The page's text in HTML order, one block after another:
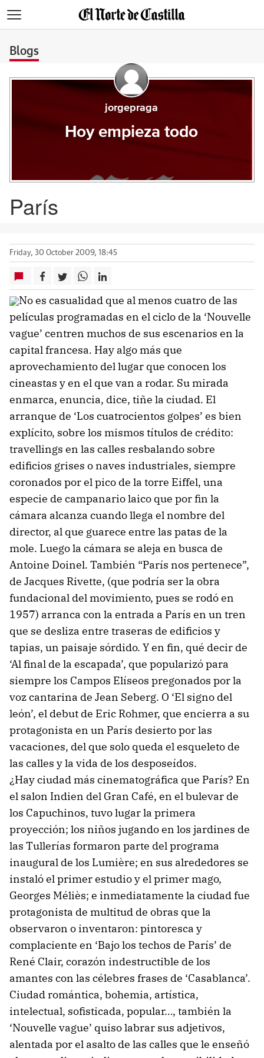
Blogs
jorgepraga
Hoy empieza todo
París
Friday, 30 October 2009, 18:45
No es casualidad que al menos cuatro de las
películas programadas en el ciclo de la ‘Nouvelle
vague’ centren muchos de sus escenarios en la
capital francesa. Hay algo más que
aprovechamiento del lugar que conocen los
cineastas y en el que van a rodar. Su mirada
enmarca, enuncia, dice, tiñe la ciudad. El
arranque de ‘Los cuatrocientos golpes’ es bien
explícito, sobre los mismos títulos de crédito:
travellings en las calles resbalando sobre
edificios grises o naves industriales, siempre
coronados por el pico de la torre Eiffel, una
especie de campanario laico que por fin la
cámara alcanza cuando llega el nombre del
director, al que guarece entre las patas de la
mole. Luego la cámara se aleja en busca de
Antoine Doinel. También “París nos pertenece”,
de Jacques Rivette, (que podría ser la obra
fundacional del movimiento, pues se rodó en
1957) arranca con la entrada a París en un tren
que se desliza entre traseras de edificios y
tapias, un paisaje sórdido. Y en fin, qué decir de
‘Al final de la escapada’, que popularizó para
siempre los Campos Elíseos pregonados por la
voz cantarina de Jean Seberg. O ‘El signo del
león’, el debut de Eric Rohmer, que encierra a su
protagonista en un París desierto por las
vacaciones, del que solo queda el esqueleto de
las calles y la vida de los desposeídos.
¿Hay ciudad más cinematográfica que París? En
el salon Indien del Gran Café, en el bulevar de
los Capuchinos, tuvo lugar la primera
proyección; los niños jugando en los jardines de
las Tullerías formaron parte del programa
inaugural de los Lumière; en sus alrededores se
instaló el primer estudio y el primer mago,
Georges Méliès; e inmediatamente la ciudad fue
protagonista de multitud de obras que la
observaron o inventaron: pintoresca y
complaciente en ‘Bajo los techos de París’ de
René Clair, corazón indestructible de los
amantes con las célebres frases de ‘Casablanca’.
Ciudad romántica, bohemia, artística,
intelectual, sofisticada, popular…, también la
‘Nouvelle vague’ quiso labrar sus adjetivos,
alentada por el asalto de las calles que le enseñó